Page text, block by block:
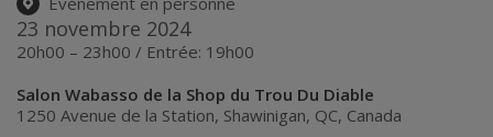
23 novembre 2024
20h00 – 23h00 / Entrée: 19h00
Salon Wabasso de la Shop du Trou Du Diable
1250 Avenue de la Station, Shawinigan, QC, Canada